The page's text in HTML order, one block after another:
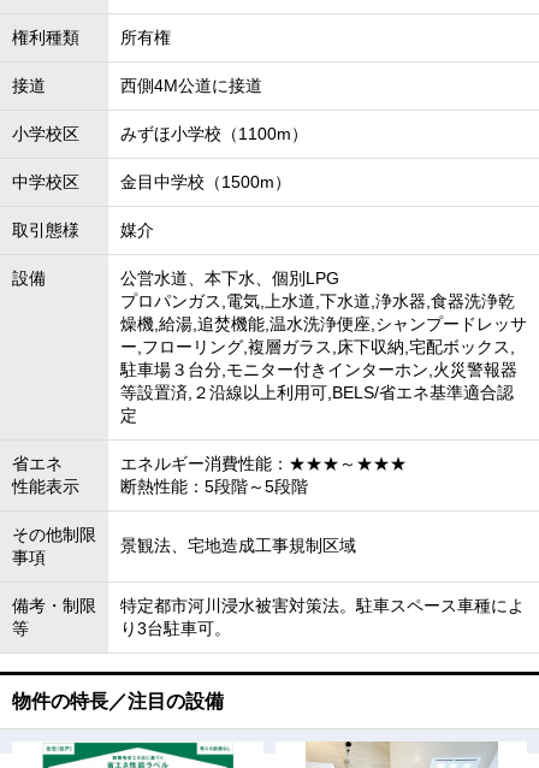
権利種類 所有権
接道 西側4M公道に接道
小学校区 みずほ小学校（1100m）
中学校区 金目中学校（1500m）
取引態様 媒介
設備
公営水道、本下水、個別LPG
プロパンガス,電気,上水道,下水道,浄水器,食器洗浄乾
燥機,給湯,追焚機能,温水洗浄便座,シャンプードレッサ
ー,フローリング,複層ガラス,床下収納,宅配ボックス,
駐車場３台分,モニター付きインターホン,火災警報器
等設置済,２沿線以上利用可,BELS/省エネ基準適合認
定
省エネ
性能表示
エネルギー消費性能：★★★～★★★
断熱性能：5段階～5段階
その他制限
事項
景観法、宅地造成工事規制区域
備考・制限
等
特定都市河川浸水被害対策法。駐車スペース車種によ
り3台駐車可。
物件の特長／注目の設備